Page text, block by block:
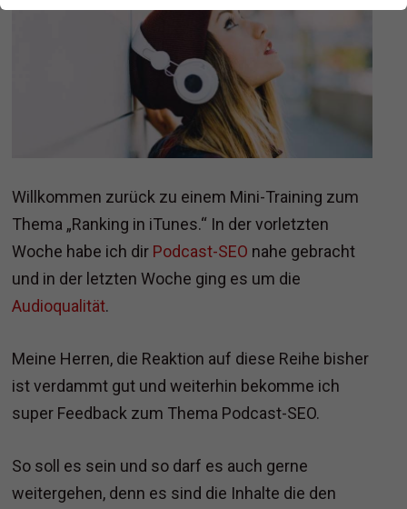
Willkommen zurück zu einem Mini-Training zum
Thema „Ranking in iTunes.“ In der vorletzten
Woche habe ich dir Podcast-SEO nahe gebracht
und in der letzten Woche ging es um die
Audioqualität.
Meine Herren, die Reaktion auf diese Reihe bisher
ist verdammt gut und weiterhin bekomme ich
super Feedback zum Thema Podcast-SEO.
So soll es sein und so darf es auch gerne
weitergehen, denn es sind die Inhalte die den